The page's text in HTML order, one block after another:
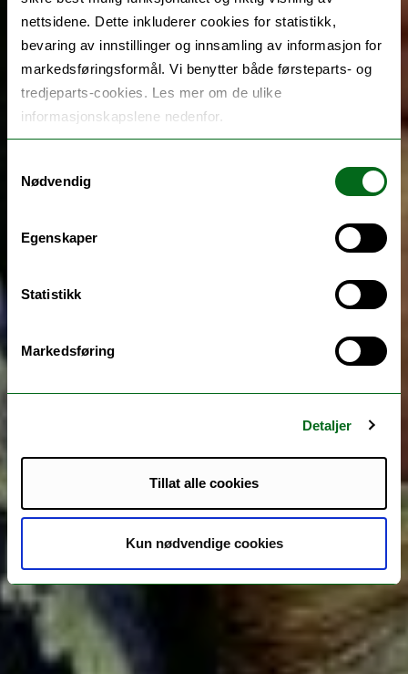
nettsidene. Dette inkluderer cookies for statistikk,
bevaring av innstillinger og innsamling av informasjon for
markedsføringsformål. Vi benytter både førsteparts- og
tredjeparts-cookies. Les mer om de ulike
informasjonskapslene nedenfor.
Nødvendig
Egenskaper
Statistikk
Markedsføring
Detaljer
Tillat alle cookies
Kun nødvendige cookies